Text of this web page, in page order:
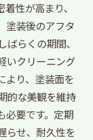
性が高まり、
塗装後のアフタ
らくの期間、
いクリーニング
より、塗装面を
的な美観を維持
必要です。定期
らせ、耐久性を